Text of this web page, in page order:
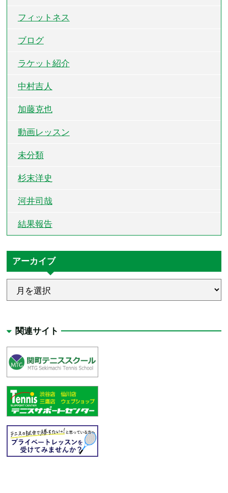
フィットネス
ブログ
ラケット紹介
中村吉人
加藤克也
動画レッスン
未分類
杉末洋史
河井司哉
結果報告
アーカイブ
関連サイト